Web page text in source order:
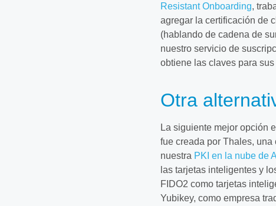
Resistant Onboarding,
agregar la certificación de
(hablando de cadena de
nuestro servicio de
obtiene las claves para
Otra
La siguiente mejor opción
fue creada por Thales,
nuestra PKI en la nube de
las tarjetas inteligentes y
FIDO2 como tarjetas
Yubikey, como empresa